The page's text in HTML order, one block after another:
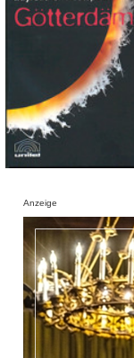
Anzeige